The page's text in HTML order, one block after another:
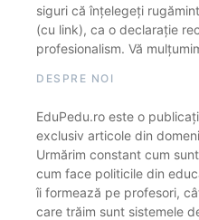
siguri că înțelegeți
(cu link), ca o declarație
profesionalism. Vă
DESPRE NOI
EduPedu.ro este o
exclusiv articole din
Urmărim constant cum
cum face politicile din
îi formează pe profesori,
care trăim sunt sistemele